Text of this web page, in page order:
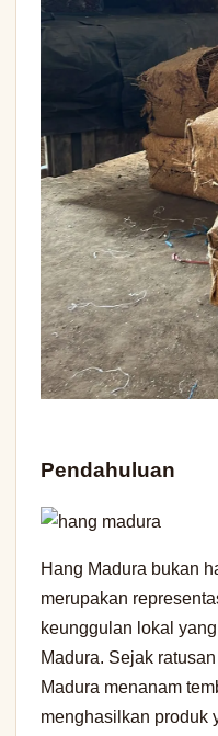
Pendahuluan
Hang Madura bukan
merupakan
keunggulan lokal
Madura. Sejak
Madura menanam
menghasilkan produk